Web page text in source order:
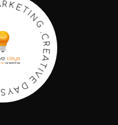
C
R
E
A
T
I
V
E
D
A
Y
S
.
W
TING.